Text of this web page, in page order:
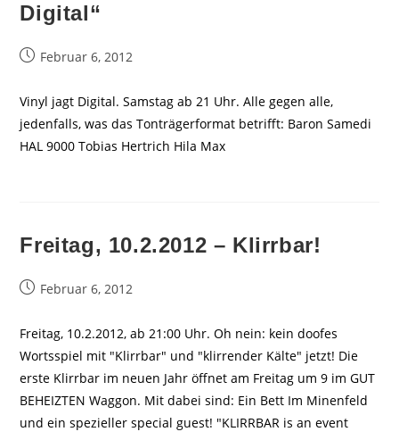
Digital“
BeitragFebruar 6, 2012
Vinyl jagt Digital. Samstag ab 21 Uhr. Alle gegen alle,
jedenfalls, was das Tonträgerformat betrifft: Baron Samedi
HAL 9000 Tobias Hertrich Hila Max
Freitag, 10.2.2012 – Klirrbar!
BeitragFebruar 6, 2012
Freitag, 10.2.2012, ab 21:00 Uhr. Oh nein: kein doofes
Wortsspiel mit "Klirrbar" und "klirrender Kälte" jetzt! Die
erste Klirrbar im neuen Jahr öffnet am Freitag um 9 im GUT
BEHEIZTEN Waggon. Mit dabei sind: Ein Bett Im Minenfeld
und ein spezieller special guest! "KLIRRBAR is an event